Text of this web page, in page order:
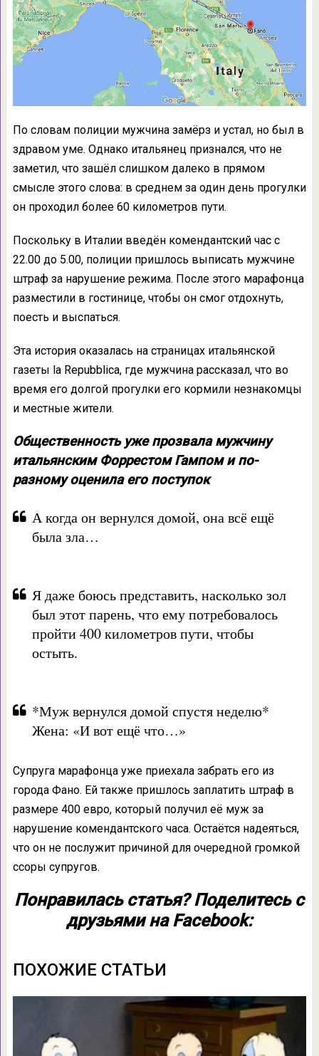
По словам полиции мужчина замёрз и устал, но был в
здравом уме. Однако итальянец признался, что не
заметил, что зашёл слишком далеко в прямом
смысле этого слова: в среднем за один день прогулки
он проходил более 60 километров пути.
Поскольку в Италии введён комендантский час с
22.00 до 5.00, полиции пришлось выписать мужчине
штраф за нарушение режима. После этого марафонца
разместили в гостинице, чтобы он смог отдохнуть,
поесть и выспаться.
Эта история оказалась на страницах итальянской
газеты la Repubblica, где мужчина рассказал, что во
время его долгой прогулки его кормили незнакомцы
и местные жители.
Общественность уже прозвала мужчину
итальянским Форрестом Гампом и по-
разному оценила его поступок
А когда он вернулся домой, она всё ещё
была зла…
Я даже боюсь представить, насколько зол
был этот парень, что ему потребовалось
пройти 400 километров пути, чтобы
остыть.
*Муж вернулся домой спустя неделю*
Жена: «И вот ещё что…»
Супруга марафонца уже приехала забрать его из
города Фано. Ей также пришлось заплатить штраф в
размере 400 евро, который получил её муж за
нарушение комендантского часа. Остаётся надеяться,
что он не послужит причиной для очередной громкой
ссоры супругов.
Понравилась статья? Поделитесь с
друзьями на Facebook:
ПОХОЖИЕ СТАТЬИ